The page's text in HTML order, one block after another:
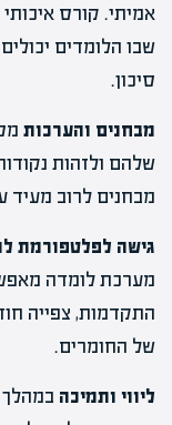
אמיתי. קורס
שבו הלומדים
סיכון.
מבחנים והערכות
שלהם ולזהות
מבחנים לרוב מעיד
גישה לפלטפורמת
מערכת לומדה
התקדמות, צפייה
של החומרים.
ליווי ותמיכה